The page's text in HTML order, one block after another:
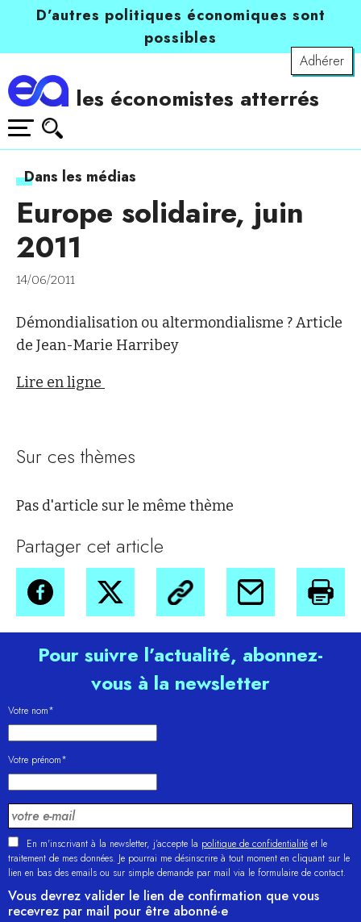
D’autres politiques économiques sont
possibles
Adhérer
les économistes atterrés
Dans les médias
Europe solidaire, juin
2011
14/06/2011
Démondialisation ou altermondialisme ? Article
de Jean-Marie Harribey
Lire en ligne
Sur ces thèmes
Pas d'article sur le même thème
Partager cet article
Pour suivre l’actualité, abonnez-
vous à la newsletter
Votre nom*
Votre prénom*
En m'inscrivant à la newsletter, j’accepte la politique de confidentialité et le
traitement de mes données. Je pourrai me désinscrire à tout moment en cliquant sur le
lien en bas des emails ou sur simple demande par mail via le formulaire de contact.
Vous devrez valider le lien de confirmation que vous
recevrez par mail pour être abonné·e